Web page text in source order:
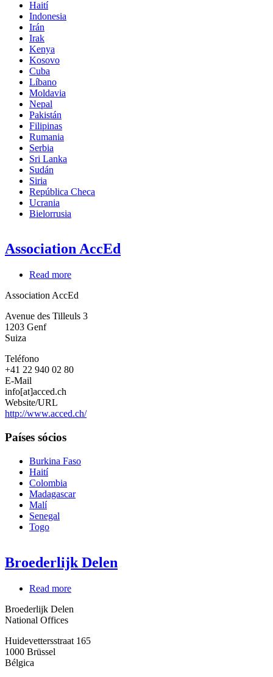
Haití
Indonesia
Irán
Irak
Kenya
Kosovo
Cuba
Líbano
Moldavia
Nepal
Pakistán
Filipinas
Rumania
Serbia
Sri Lanka
Sudán
Siria
República Checa
Ucrania
Bielorrusia
Association AccEd
Read more
AccEd
Association AccEd
Avenue des Tilleuls 3
1203 Genf
Suiza
Teléfono
+41 22 940 02 80
E-Mail
info[at]acced.ch
Website/URL
http://www.acced.ch/
Países sócios
Burkina Faso
Haití
Colombia
Madagascar
Malí
Senegal
Togo
Broederlijk Delen
Read more
Delen
Broederlijk Delen
National Offices
Huidevettersstraat 165
1000 Brüssel
Bélgica